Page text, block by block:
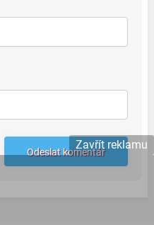
Zavřít reklamu